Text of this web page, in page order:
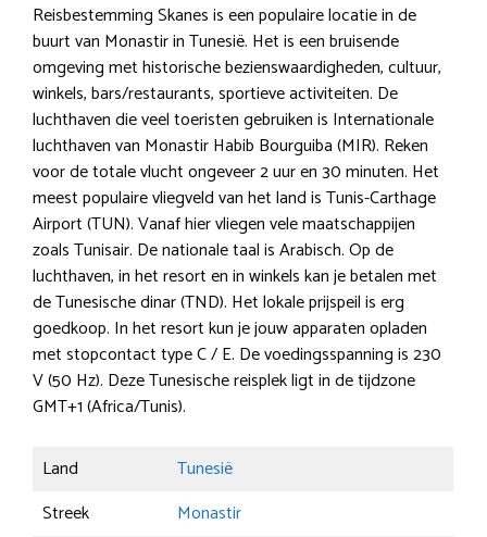
Reisbestemming Skanes is een populaire locatie in de
buurt van Monastir in Tunesië. Het is een bruisende
omgeving met historische bezienswaardigheden, cultuur,
winkels, bars/restaurants, sportieve activiteiten. De
luchthaven die veel toeristen gebruiken is Internationale
luchthaven van Monastir Habib Bourguiba (MIR). Reken
voor de totale vlucht ongeveer 2 uur en 30 minuten. Het
meest populaire vliegveld van het land is Tunis-Carthage
Airport (TUN). Vanaf hier vliegen vele maatschappijen
zoals Tunisair. De nationale taal is Arabisch. Op de
luchthaven, in het resort en in winkels kan je betalen met
de Tunesische dinar (TND). Het lokale prijspeil is erg
goedkoop. In het resort kun je jouw apparaten opladen
met stopcontact type C / E. De voedingsspanning is 230
V (50 Hz). Deze Tunesische reisplek ligt in de tijdzone
GMT+1 (Africa/Tunis).
Land
Tunesië
Streek
Monastir